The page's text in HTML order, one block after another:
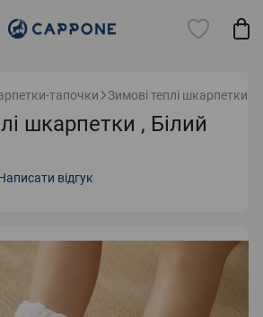
тапочки Зимові теплі шкарпетки ,
шкарпетки , Білий
відгук